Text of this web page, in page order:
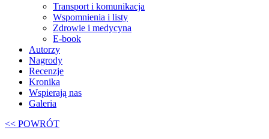
Transport i komunikacja
Wspomnienia i listy
Zdrowie i medycyna
E-book
Autorzy
Nagrody
Recenzje
Kronika
Wspierają nas
Galeria
<< POWRÓT